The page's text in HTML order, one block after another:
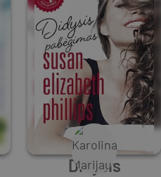
Didysis